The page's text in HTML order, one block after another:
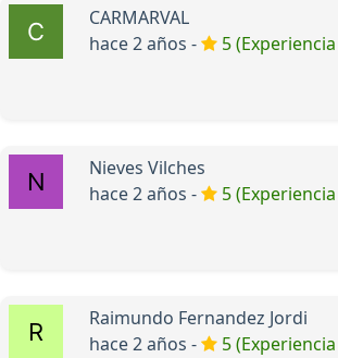
CARMARVAL
hace 2 años -
5
Nieves Vilches
hace 2 años -
5
Raimundo Fernandez Jordi
hace 2 años -
5